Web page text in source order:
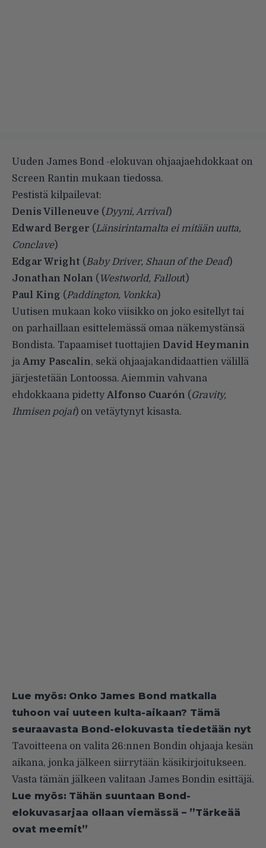
Uuden James Bond -elokuvan ohjaajaehdokkaat on
Screen Rantin mukaan tiedossa.
Pestistä kilpailevat:
Denis Villeneuve (Dyyni, Arrival)
Edward Berger (Länsirintamalta ei mitään uutta,
Conclave)
Edgar Wright (Baby Driver, Shaun of the Dead)
Jonathan Nolan ( Westworld, Fallout)
Paul King (Paddington, Vonkka)
Uutisen mukaan koko viisikko on joko esitellyt tai
on parhaillaan esittelemässä omaa näkemystänsä
Bondista. Tapaamiset tuottajien David Heymanin
ja Amy Pascalin, sekä ohjaajakandidaattien välillä
järjestetään Lontoossa. Aiemmin vahvana
ehdokkaana pidetty Alfonso Cuarón ( Gravity,
Ihmisen pojat) on vetäytynyt kisasta.
Lue myös: Onko James Bond matkalla
tuhoon vai uuteen kulta-aikaan? Tämä
seuraavasta Bond-elokuvasta tiedetään nyt
Tavoitteena on valita 26:nnen Bondin ohjaaja kesän
aikana, jonka jälkeen siirrytään käsikirjoitukseen.
Vasta tämän jälkeen valitaan James Bondin esittäjä.
Lue myös: Tähän suuntaan Bond-
elokuvasarjaa ollaan viemässä – ”Tärkeää
ovat meemit”